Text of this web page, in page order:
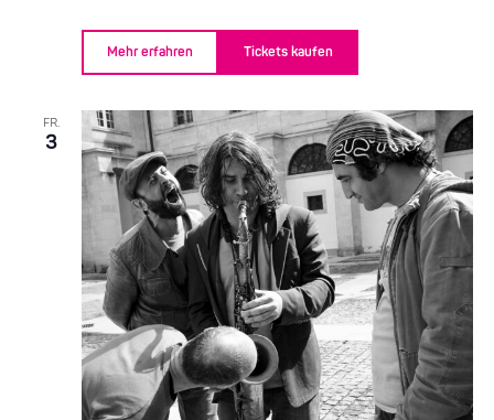
Mehr erfahren Tickets kaufen
FR.
3